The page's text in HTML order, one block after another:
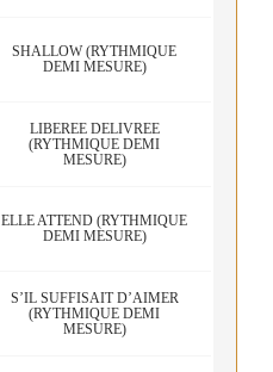
SHALLOW (RYTHMIQUE
DEMI MESURE)
LIBÉRÉE DÉLIVRÉE
(RYTHMIQUE DEMI
MESURE)
ELLE ATTEND (RYTHMIQUE
DEMI MESURE)
S’IL SUFFISAIT D’AIMER
(RYTHMIQUE DEMI
MESURE)